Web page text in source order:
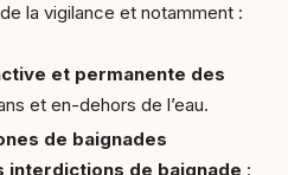
la vigilance et notamment :
et permanente des
et en-dehors de l’eau.
de baignades
interdictions de baignade :